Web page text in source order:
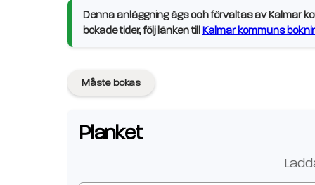
Denna anläggning ägs och förvaltas av Kalmar
bokade tider, följ länken till Kalmar kommuns
Måste bokas
Planket